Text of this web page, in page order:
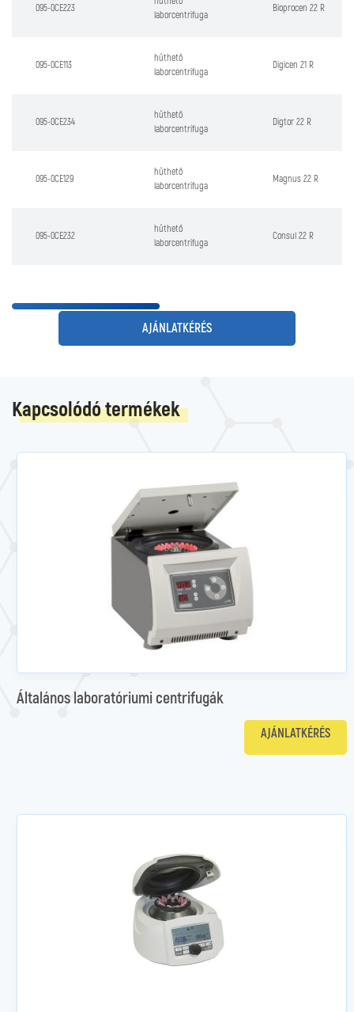
095-0CE223
laborcentrifuga
Bioprocen 22 R
095-0CE113
hűthető
laborcentrifuga
Digicen 21 R
095-0CE234
hűthető
laborcentrifuga
Digtor 22 R
095-0CE129
hűthető
laborcentrifuga
Magnus 22 R
095-0CE232
hűthető
laborcentrifuga
Consul 22 R
AJÁNLATKÉRÉS
Kapcsolódó termékek
Általános laboratóriumi centrifugák
AJÁNLATKÉRÉS